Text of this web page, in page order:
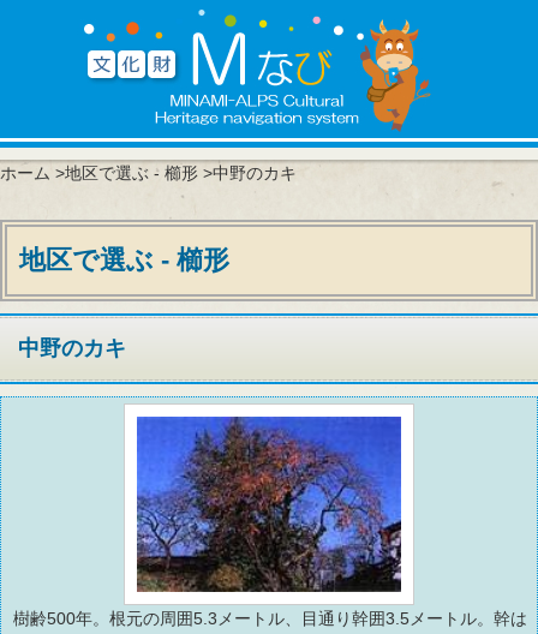
ホーム >地区で選ぶ - 櫛形 >中野のカキ
地区で選ぶ - 櫛形
中野のカキ
樹齢500年。根元の周囲5.3メートル、目通り幹囲3.5メートル。幹は